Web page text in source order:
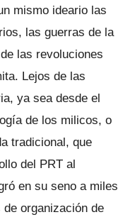
mismo ideario las
las guerras de la
las revoluciones
Lejos de las
ya sea desde el
de los milicos, o
tradicional, que
del PRT al
en su seno a miles
organización de